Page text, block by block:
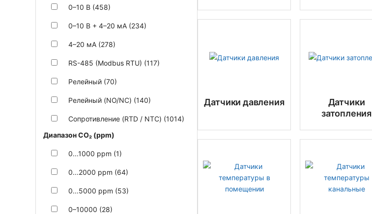
0–10 В (458)
0–10 В + 4–20 мА (234)
4–20 мА (278)
RS-485 (Modbus RTU) (117)
Релейный (70)
Релейный (NO/NC) (140)
Сопротивление (RTD / NTC) (1014)
Диапазон CO₂ (ppm)
0...1000 ppm (1)
0...2000 ppm (64)
0...5000 ppm (53)
0–10000 (28)
Датчики давления
Датчики
затопления